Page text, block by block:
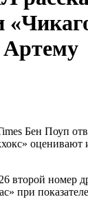
Артему
Бен Поуп
оценивают
второй номер
при